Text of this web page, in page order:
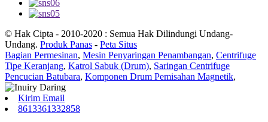
© Hak Cipta - 2010-2020 : Semua Hak Dilindungi Undang-
Undang. Produk Panas - Peta Situs
Bagian Permesinan, Mesin Penyaringan Penambangan, Centrifuge
Tipe Keranjang, Katrol Sabuk (Drum), Saringan Centrifuge
Pencucian Batubara, Komponen Drum Pemisahan Magnetik,
Kirim Email
8613361332858